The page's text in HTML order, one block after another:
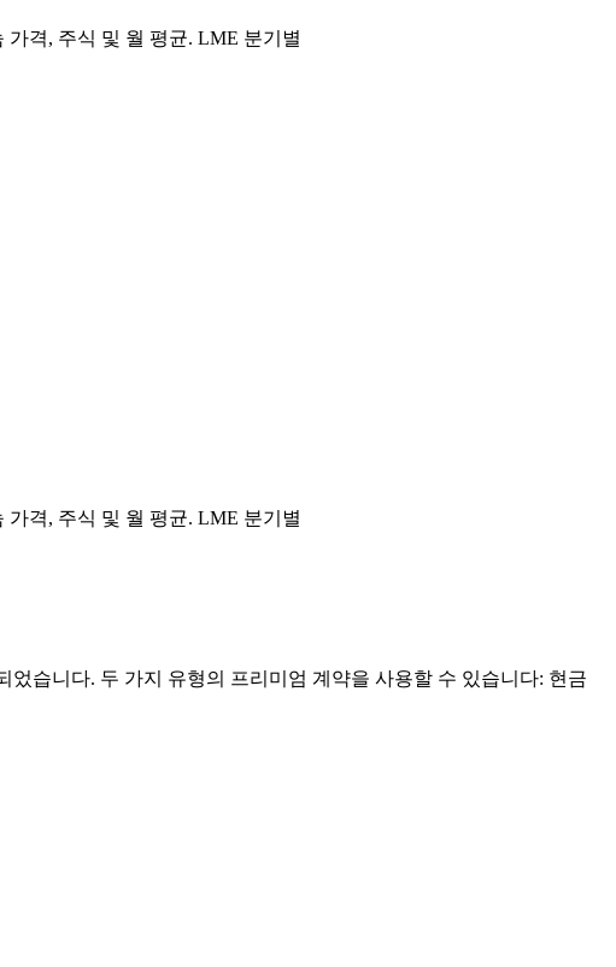
가격, 주식 및 월 평균. LME 분기별
가격, 주식 및 월 평균. LME 분기별
습니다. 두 가지 유형의 프리미엄 계약을 사용할 수 있습니다: 현금